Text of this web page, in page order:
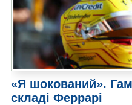
«Я шокований».
складі Феррарі